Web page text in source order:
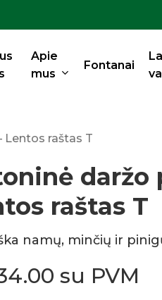
Apie
mus
Fontanai
Krepšelis
Lentos raštas T
daržo
raštas T
namų, minčių ir
su PVM